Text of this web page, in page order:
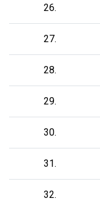
26.
27.
28.
29.
30.
31.
32.